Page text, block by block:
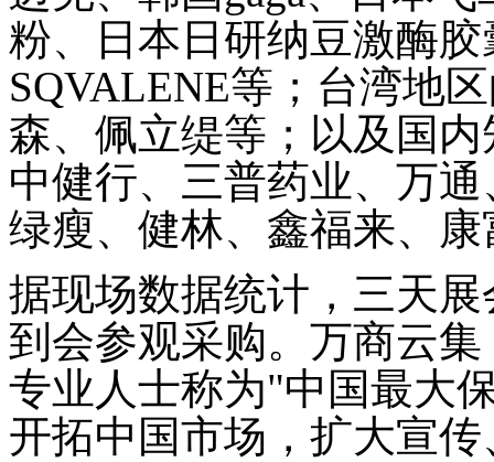
粉、日本日研纳豆激酶
SQVALENE等；台湾地
森、佩立缇等；以及国
中健行、三普药业、万
绿瘦、健林、鑫福来、
据现场数据统计，三天
到会参观采购。万商云
专业人士称为"中国最大
开拓中国市场，扩大宣